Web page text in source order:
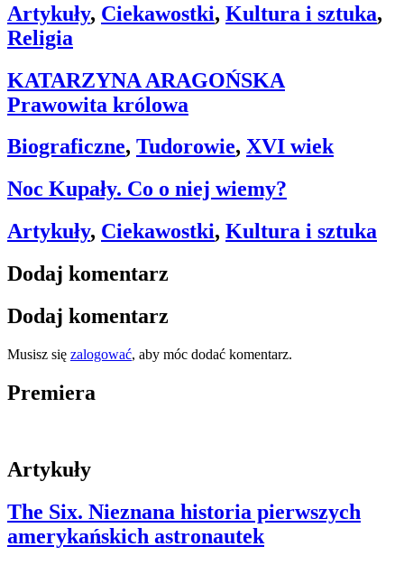
Artykuły, Ciekawostki, Kultura i sztuka,
Religia
KATARZYNA ARAGOŃSKA
Prawowita królowa
Biograficzne, Tudorowie, XVI wiek
Noc Kupały. Co o niej wiemy?
Artykuły, Ciekawostki, Kultura i sztuka
Dodaj komentarz
Dodaj komentarz
Musisz się zalogować, aby móc dodać komentarz.
Premiera
Artykuły
The Six. Nieznana historia pierwszych
amerykańskich astronautek